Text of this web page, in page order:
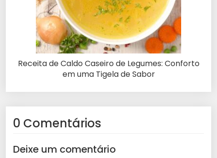
Receita de Caldo Caseiro de Legumes: Conforto
em uma Tigela de Sabor
0 Comentários
Deixe um comentário